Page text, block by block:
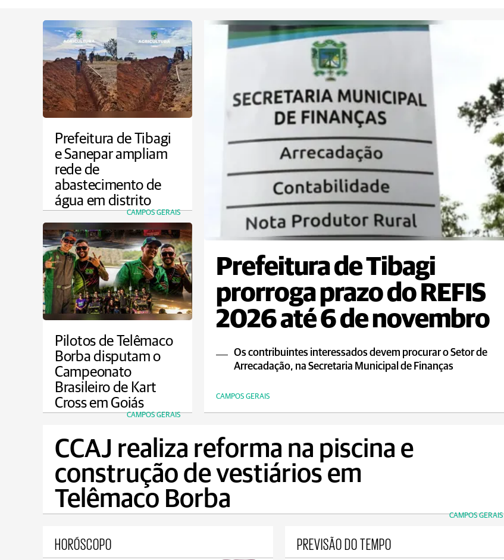
Prefeitura de Tibagi
e Sanepar ampliam
rede de
abastecimento de
água em distrito
CAMPOS GERAIS
Prefeitura de Tibagi
prorroga prazo do REFIS
2026 até 6 de novembro
Os contribuintes interessados devem procurar o Setor de
Arrecadação, na Secretaria Municipal de Finanças
CAMPOS GERAIS
Pilotos de Telêmaco
Borba disputam o
Campeonato
Brasileiro de Kart
Cross em Goiás
CAMPOS GERAIS
CCAJ realiza reforma na piscina e
construção de vestiários em
Telêmaco Borba
CAMPOS GERAIS
HORÓSCOPO PREVISÃO DO TEMPO